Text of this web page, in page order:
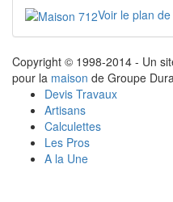
Voir le plan
Copyright © 1998-2014 - Un
pour la maison de Groupe
Devis Travaux
Artisans
Calculettes
Les Pros
A la Une